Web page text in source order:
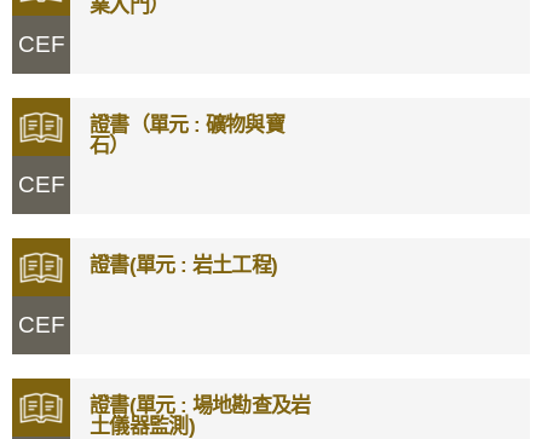
CEF
業入門）
CEF
證書（單元 : 礦物與寶
石）
CEF
證書(單元 : 岩土工程)
證書(單元 : 場地勘查及岩
土儀器監測)